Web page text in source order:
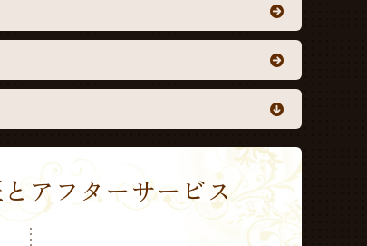
アフターサービス